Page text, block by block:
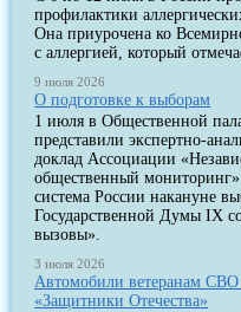
профилактики
Она приурочена ко
с аллергией, который
9 июля 2026
О подготовке к выборам
1 июля в Общественной
представили экспертно-
доклад Ассоциации
общественный мониторинг»
система России накануне
Государственной Думы IX
вызовы».
3 июля 2026
Автомобили ветеранам СВО
«Защитники Отечества»